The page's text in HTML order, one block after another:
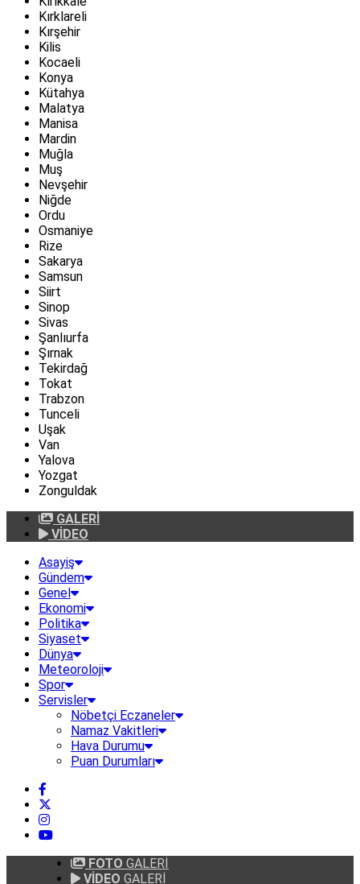
Kırklareli
Kırşehir
Kilis
Kocaeli
Konya
Kütahya
Malatya
Manisa
Mardin
Muğla
Muş
Nevşehir
Niğde
Ordu
Osmaniye
Rize
Sakarya
Samsun
Siirt
Sinop
Sivas
Şanlıurfa
Şırnak
Tekirdağ
Tokat
Trabzon
Tunceli
Uşak
Van
Yalova
Yozgat
Zonguldak
GALERİ
VİDEO
Asayiş
Gündem
Genel
Ekonomi
Politika
Siyaset
Dünya
Meteoroloji
Spor
Servisler
Nöbetçi Eczaneler
Namaz Vakitleri
Hava Durumu
Puan Durumları
FOTO GALERİ
VİDEO GALERİ